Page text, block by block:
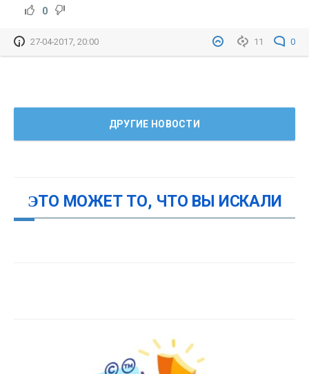
0
11 0
27-04-2017, 20:00
ДРУГИЕ НОВОСТИ
ЭТО МОЖЕТ ТО, ЧТО ВЫ ИСКАЛИ